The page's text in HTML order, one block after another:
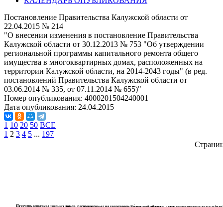
Постановление Правительства Калужской области от
22.04.2015 № 214
"О внесении изменения в постановление Правительства
Калужской области от 30.12.2013 № 753 "Об утверждении
региональной программы капитального ремонта общего
имущества в многоквартирных домах, расположенных на
территории Калужской области, на 2014-2043 годы" (в ред.
постановлений Правительства Калужской области от
03.06.2014 № 335, от 07.11.2014 № 655)"
Номер опубликования: 4000201504240001
Дата опубликования: 24.04.2015
1 10 20 50 ВСЕ
1 2 3 4 5 ... 197